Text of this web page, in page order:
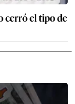
cerró el tipo de